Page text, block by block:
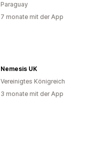
Paraguay
7 monate mit der App
Nemesis UK
Vereinigtes Königreich
3 monate mit der App